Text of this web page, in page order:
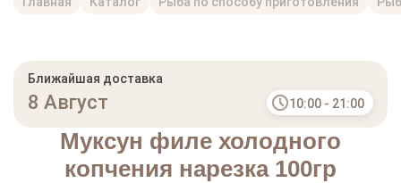
Муксун филе холодного
копчения нарезка 100гр
Ближайшая доставка
8 Август 10:00 - 21:00